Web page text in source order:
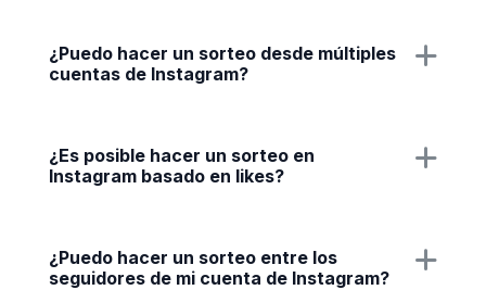
¿Puedo hacer un sorteo desde múltiples
cuentas de Instagram?
¿Es posible hacer un sorteo en
Instagram basado en likes?
¿Puedo hacer un sorteo entre los
seguidores de mi cuenta de Instagram?